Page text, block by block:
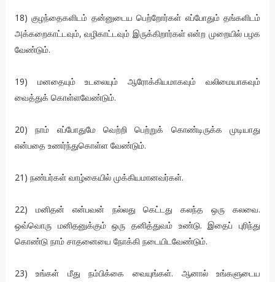
18) குழந்தைகளிடம் தன்னுடைய பெற்றோர்கள் எப்போதும் தங்களிடம்
அக்கறைகாட்டவும், வழிகாட்டவும் இருக்கிறார்கள் என்ற முறையில் பழக
வேண்டும்.
19) மனதையும் உடலையும் ஆரோக்கியமாகவும் வலிமையாகவும்
வைத்துக் கொள்ளவேண்டும்.
20) நாம் எப்போதுமே வெற்றி பெற்றுக் கொண்டிருக்க முடியாது
என்பதை உணர்ந்துகொள்ள வேண்டும்.
21) நண்பர்கள் வாழ்கையில் முக்கியமானவர்கள்.
22) மனிதன் என்பவன் நல்லது கெட்டது கலந்த ஒரு கலவை.
ஒவ்வொரு மனிதனுக்கும் ஒரு தனித்துவம் உண்டு. இதைப் புரிந்து
கொண்டு நாம் சாதனையை நோக்கி நடையிடவேண்டும்.
23) உங்கள் மீது நம்பிக்கை வையுங்கள். ஆனால் உங்களுடைய